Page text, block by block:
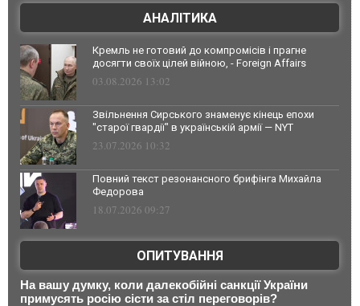
АНАЛІТИКА
Кремль не готовий до компромісів і прагне
досягти своїх цілей війною, - Foreign Affairs
03.08.2026 13:02
Звільнення Сирського знаменує кінець епохи
"старої гвардії" в українській армії — NYT
23.07.2026 10:32
Повний текст резонансного брифінга Михайла
Федорова
18.07.2026 09:27
ОПИТУВАННЯ
На вашу думку, коли далекобійні санкції України
примусять росію сісти за стіл переговорів?